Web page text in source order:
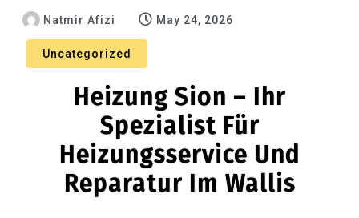
Natmir Afizi May 24, 2026
Uncategorized
Heizung Sion – Ihr
Spezialist Für
Heizungsservice Und
Reparatur Im Wallis